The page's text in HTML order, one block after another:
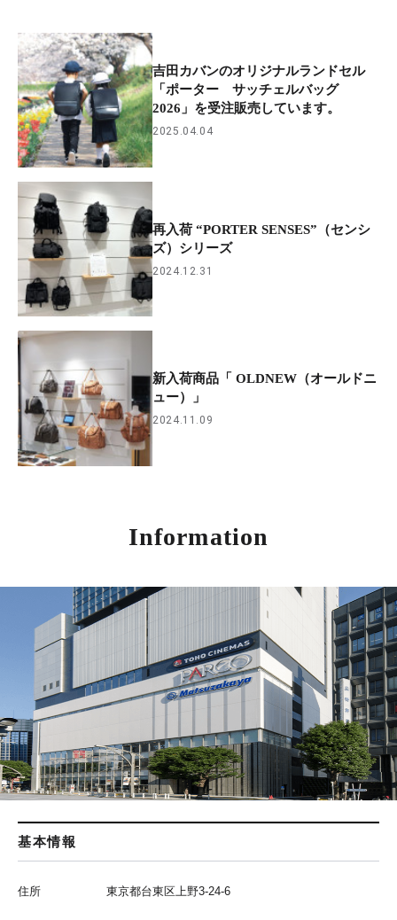
吉田カバンのオリジナルランドセル
「ポーター サッチェルバッグ
2026」を受注販売しています。
2025.04.04
再入荷 “PORTER SENSES”（センシ
ズ）シリーズ
2024.12.31
新入荷商品「 OLDNEW（オールドニ
ュー）」
2024.11.09
Information
基本情報
住所 東京都台東区上野3-24-6